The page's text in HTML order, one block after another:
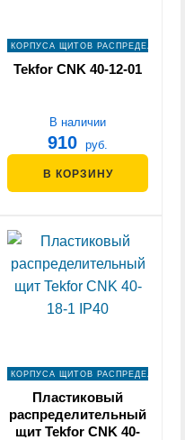
КОРПУСА ЩИТОВ РАСПРЕДЕЛЕНИЯ
Tekfor CNK 40-12-01
В наличии
910 руб.
В КОРЗИНУ
КОРПУСА ЩИТОВ РАСПРЕДЕЛЕНИЯ
Пластиковый
распределительный
щит Tekfor CNK 40-